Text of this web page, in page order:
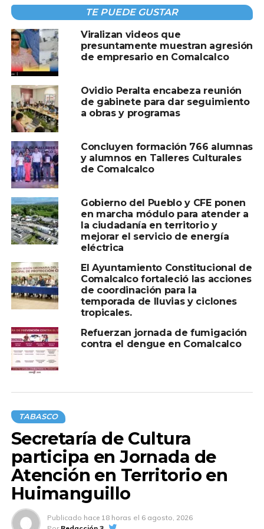
TEMAS RELACIONADOS: CFE COMALCALCO
SHEILA
A CONTINUACIÓN
Presenta Yolanda Osuna estrategia
“Villahermosa Florece” para impulsar
NO TE PIERDAS
Yolanda Osuna celebra a madres
trabajadoras del Ayuntamiento de Centro
TE PUEDE GUSTAR
Viralizan videos que
presuntamente muestran agresión
de empresario en Comalcalco
Ovidio Peralta encabeza reunión
de gabinete para dar seguimiento
a obras y programas
Concluyen formación 766 alumnas
y alumnos en Talleres Culturales
de Comalcalco
Gobierno del Pueblo y CFE ponen
en marcha módulo para atender a
la ciudadanía en territorio y
mejorar el servicio de energía
eléctrica
El Ayuntamiento Constitucional de
Comalcalco fortaleció las acciones
de coordinación para la
temporada de lluvias y ciclones
tropicales.
Refuerzan jornada de fumigación
contra el dengue en Comalcalco
TABASCO
Secretaría de Cultura
participa en Jornada de
Atención en Territorio en
Huimanguillo
Publicado hace 18 horas el 6 agosto, 2026